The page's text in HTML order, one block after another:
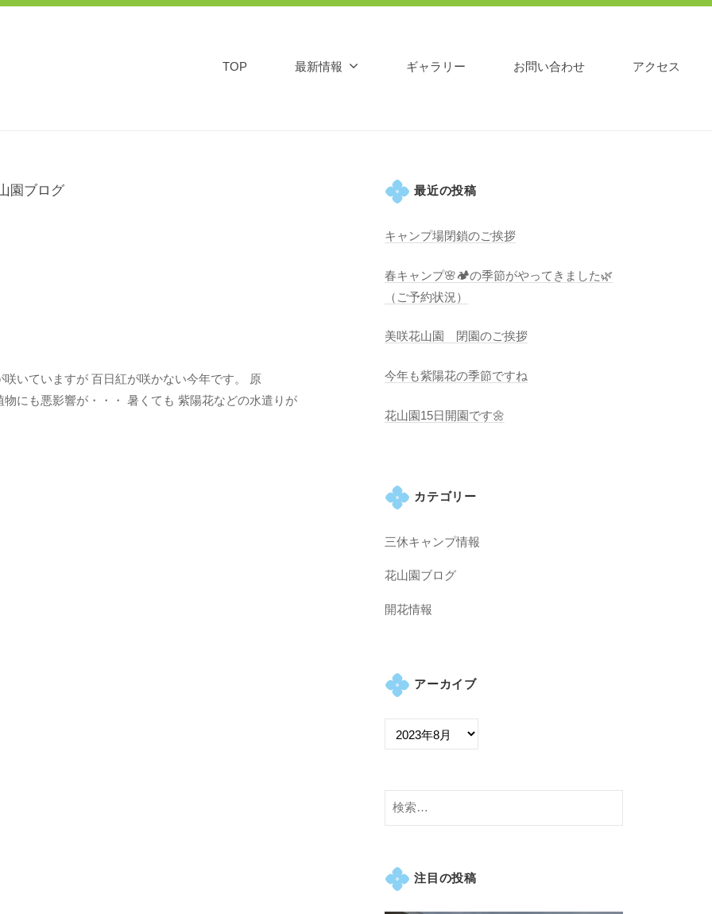
TOP 最新情報 ギャラリー お問い合わせ アクセス
園ブログ
いていますが 百日紅が咲かない今年です。 原
にも悪影響が・・・ 暑くても 紫陽花などの水遣りが
最近の投稿
キャンプ場閉鎖のご挨拶
春キャンプ🌸🏕️の季節がやってきました🌿
（ご予約状況）
美咲花山園 閉園のご挨拶
今年も紫陽花の季節ですね
花山園15日開園です🌼
カテゴリー
三休キャンプ情報
花山園ブログ
開花情報
アーカイブ
検
注目の投稿